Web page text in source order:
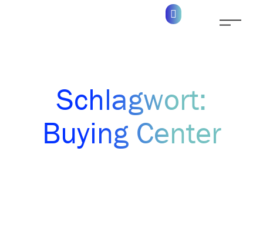
Schlagwort:
Buying Center